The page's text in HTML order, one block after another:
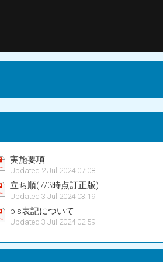
実施要項
Updated 2 Jul 2024 07:08
立ち順(7/3時点訂正版)
Updated 3 Jul 2024 03:19
bis表記について
Updated 3 Jul 2024 02:59